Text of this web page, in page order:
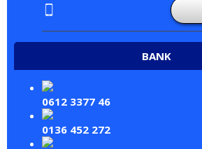
BANK
0612 3377 46
0136 452 272